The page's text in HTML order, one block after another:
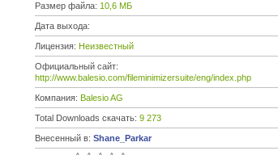
Размер файла: 10,6 МБ
Дата выхода:
Лицензия: Неизвестный
Официальный сайт:
http://www.balesio.com/fileminimizersuite/eng/index.php
Компания: Balesio AG
Total Downloads скачать: 9 273
Внесенный в: Shane_Parkar